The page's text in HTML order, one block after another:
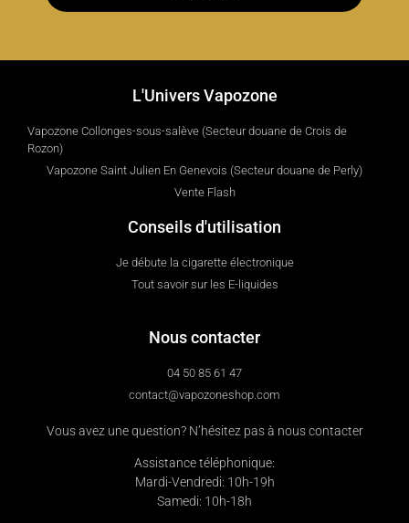
L'Univers Vapozone
Vapozone Collonges-sous-salève (Secteur douane de Crois de
Rozon)
Vapozone Saint Julien En Genevois (Secteur douane de Perly)
Vente Flash
Conseils d'utilisation
Je débute la cigarette électronique
Tout savoir sur les E-liquides
Nous contacter
04 50 85 61 47
contact@vapozoneshop.com
Vous avez une question? N’hésitez pas à nous contacter
Assistance téléphonique:
Mardi-Vendredi: 10h-19h
Samedi: 10h-18h